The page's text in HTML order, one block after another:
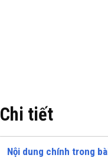
TỔNG KHO CHUYÊN
VINYL KHÁNG KHUẨN TẠI
Chi tiết
Nội dung chính trong